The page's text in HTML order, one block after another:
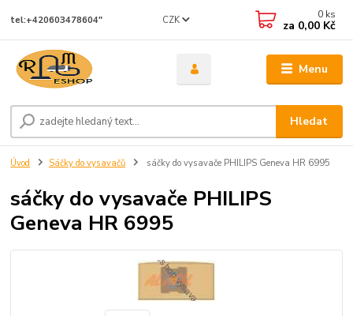
Menu
CZK
Hledat
tel:+420603478604" 0 ks
za 0,00 Kč
Úvod Sáčky do vysavačů sáčky do vysavače PHILIPS Geneva HR 6995
sáčky do vysavače PHILIPS
Geneva HR 6995